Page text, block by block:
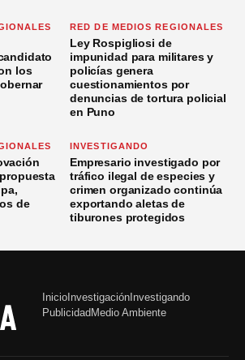
los
RED DE MEDIOS REGIONALES
Ley Rospigliosi de
impunidad para militares y
policías genera
cuestionamientos por
denuncias de tortura policial
en Puno
de
INVESTIGANDO
Empresario investigado por
tráfico ilegal de especies y
crimen organizado continúa
exportando aletas de
tiburones protegidos
InicioInvestigaciónInvestigando
PublicidadMedio Ambiente